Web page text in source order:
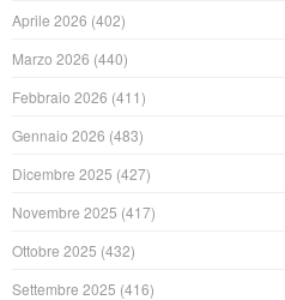
Aprile 2026 (402)
Marzo 2026 (440)
Febbraio 2026 (411)
Gennaio 2026 (483)
Dicembre 2025 (427)
Novembre 2025 (417)
Ottobre 2025 (432)
Settembre 2025 (416)